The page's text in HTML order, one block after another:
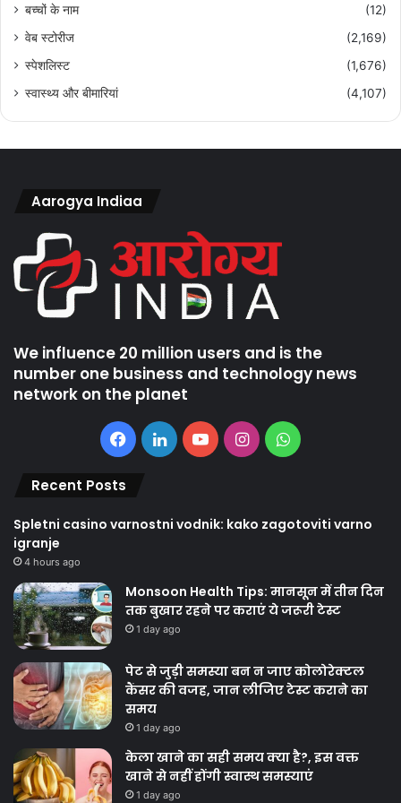
बच्चों के नाम
(12)
वेब स्टोरीज
(2,169)
स्पेशलिस्ट
(1,676)
स्वास्थ्य और बीमारियां
(4,107)
Aarogya Indiaa
We influence 20 million users and is the
number one business and technology news
network on the planet
Facebook
LinkedInYouTubeInstagramWhatsApp
Recent Posts
Spletni casino varnostni vodnik: kako zagotoviti varno
igranje
4 hours ago
Monsoon Health Tips: मानसून में तीन दिन
तक बुखार रहने पर कराएं ये जरूरी टेस्ट
1 day ago
पेट से जुड़ी समस्या बन न जाए कोलोरेक्टल
कैंसर की वजह, जान लीजिए टेस्ट कराने का
समय
1 day ago
केला खाने का सही समय क्‍या है?, इस वक्त
खाने से नहीं होंगी स्वास्थ समस्याएं
1 day ago